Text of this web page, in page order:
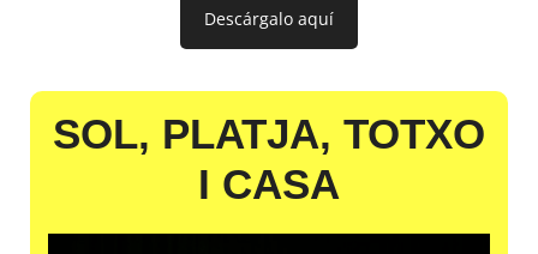
Descárgalo aquí
SOL, PLATJA, TOTXO
I CASA